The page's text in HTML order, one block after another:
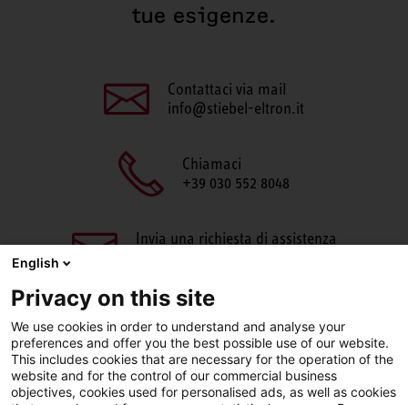
tue esigenze.
Contattaci via mail
info@stiebel-eltron.it
Chiamaci
+39 030 552 8048
Invia una richiesta di assistenza
English
Privacy on this site
We use cookies in order to understand and analyse your
preferences and offer you the best possible use of our website.
This includes cookies that are necessary for the operation of the
website and for the control of our commercial business
objectives, cookies used for personalised ads, as well as cookies